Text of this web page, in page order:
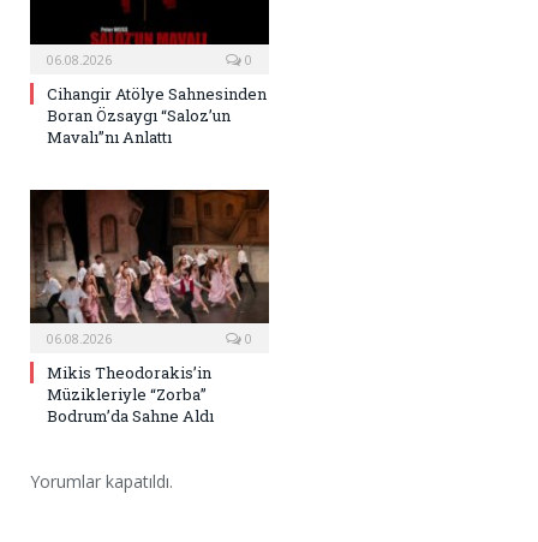
06.08.2026 0
Cihangir Atölye Sahnesinden
Boran Özsaygı “Saloz’un
Mavalı”nı Anlattı
06.08.2026 0
Mikis Theodorakis’in
Müzikleriyle “Zorba”
Bodrum’da Sahne Aldı
Yorumlar kapatıldı.